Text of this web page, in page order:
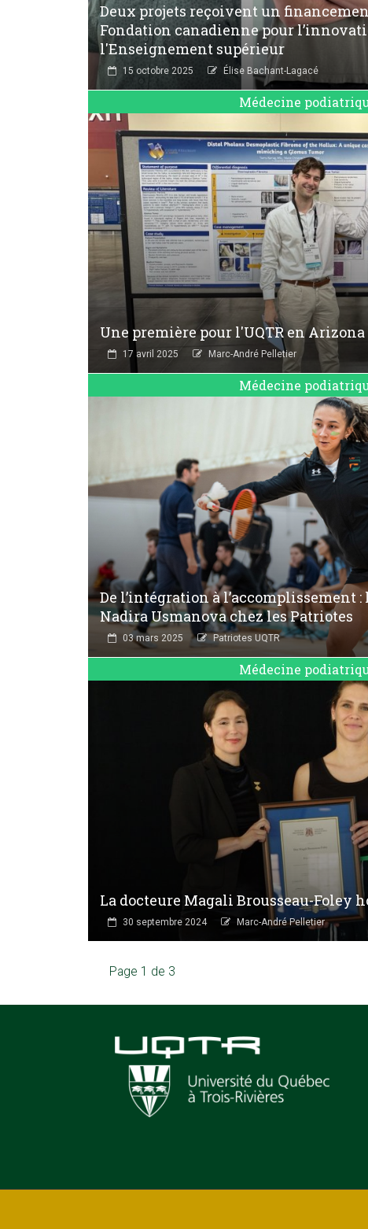
Deux projets reçoivent un
Fondation canadienne pour
l'Enseignement supérieur
15 octobre 2025 Élise Bachant-Lagacé
Médecine
Une première pour l'UQTR en Arizona
17 avril 2025 Marc-André Pelletier
Médecine
De l’intégration à l’accomplissement
Nadira Usmanova chez les Patriotes
03 mars 2025 Patriotes UQTR
Médecine
La docteure Magali Brousseau-Foley
30 septembre 2024 Marc-André Pelletier
Page 1 de 3